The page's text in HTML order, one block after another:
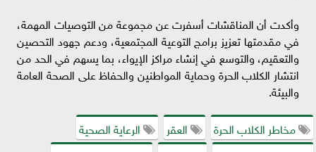
وأكدت أن المناقشات أسفرت عن مجموعة من التوصيات المهمة،
في مقدمتها تعزيز برامج التوعية المجتمعية، ودعم جهود التحصين
والتعقيم، والتوسع في إنشاء مراكز الإيواء، بما يسهم في الحد من
انتشار الكلاب الحرة وحماية المواطنين والحفاظ على الصحة العامة
والبيئة.
مخاطر الكلاب الحرة
العقر
الرعاية الصحية